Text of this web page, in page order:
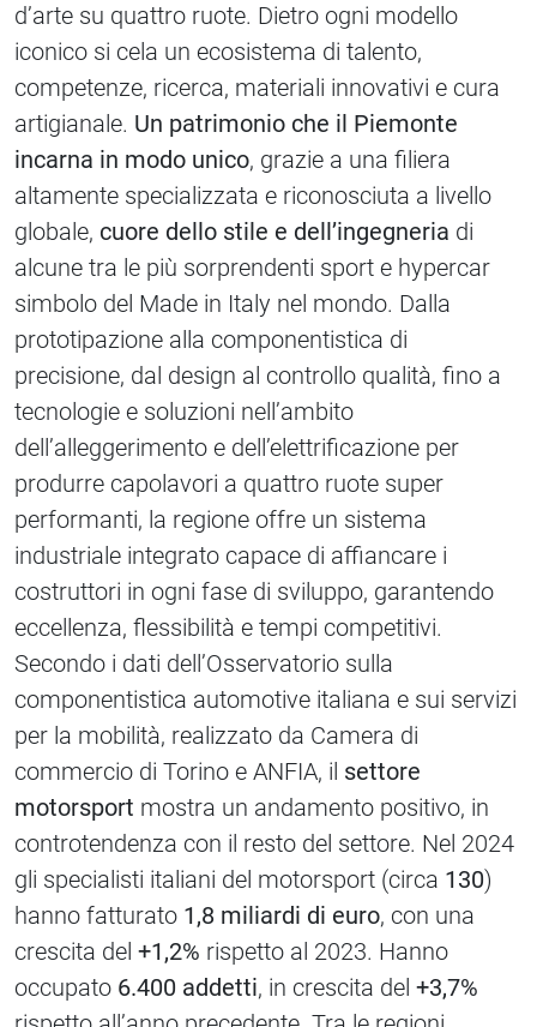
d’arte su quattro ruote. Dietro ogni modello
iconico si cela un ecosistema di talento,
competenze, ricerca, materiali innovativi e cura
artigianale. Un patrimonio che il Piemonte
incarna in modo unico, grazie a una filiera
altamente specializzata e riconosciuta a livello
globale, cuore dello stile e dell’ingegneria di
alcune tra le più sorprendenti sport e hypercar
simbolo del Made in Italy nel mondo. Dalla
prototipazione alla componentistica di
precisione, dal design al controllo qualità, fino a
tecnologie e soluzioni nell’ambito
dell’alleggerimento e dell’elettrificazione per
produrre capolavori a quattro ruote super
performanti, la regione offre un sistema
industriale integrato capace di affiancare i
costruttori in ogni fase di sviluppo, garantendo
eccellenza, flessibilità e tempi competitivi.
Secondo i dati dell’Osservatorio sulla
componentistica automotive italiana e sui servizi
per la mobilità, realizzato da Camera di
commercio di Torino e ANFIA, il settore
motorsport mostra un andamento positivo, in
controtendenza con il resto del settore. Nel 2024
gli specialisti italiani del motorsport (circa 130)
hanno fatturato 1,8 miliardi di euro, con una
crescita del +1,2% rispetto al 2023. Hanno
occupato 6.400 addetti, in crescita del +3,7%